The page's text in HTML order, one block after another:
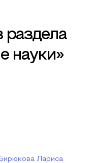
раздела
науки»
Лариса